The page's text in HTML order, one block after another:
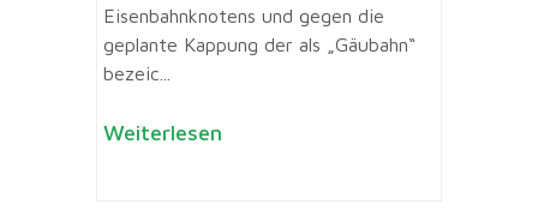
Eisenbahnknotens und gegen die
geplante Kappung der als „Gäubahn“
bezeic...
Weiterlesen